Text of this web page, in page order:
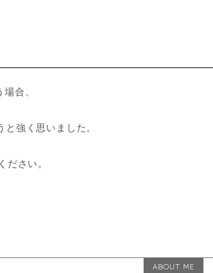
合、
強く思いました。
ださい。
ABOUT ME